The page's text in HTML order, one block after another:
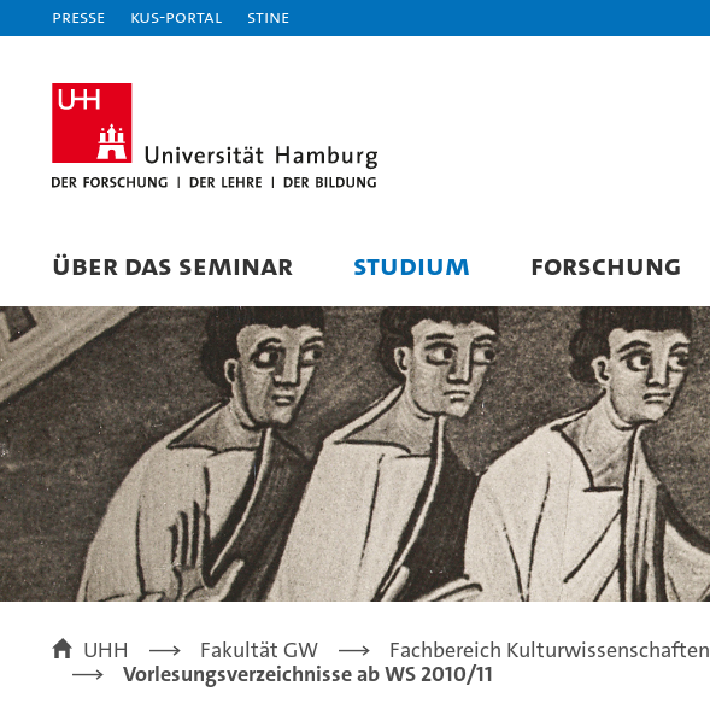
Presse KUS-Portal STiNE
ÜBER DAS SEMINAR STUDIUM FORSCHUNG
UHH Fakultät GW Fachbereich Kulturwissenschaften
Vorlesungsverzeichnisse ab WS 2010/11